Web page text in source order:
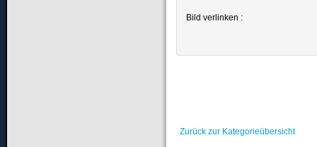
Bild verlinken :
Zurück zur Kategorieübersicht